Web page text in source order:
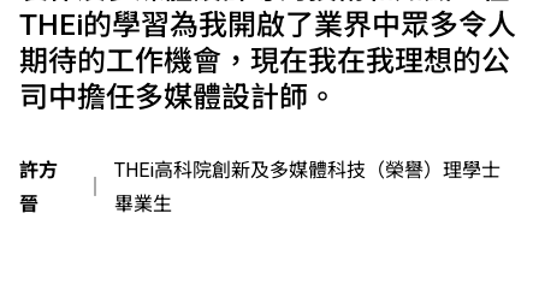
THEi的學習為我開啟了業界中眾多令人
期待的工作機會，現在我在我理想的公
司中擔任多媒體設計師。
許方
晉
THEi高科院創新及多媒體科技（榮譽）理學士
畢業生